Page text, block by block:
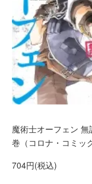
魔術士オーフェン 無
巻（コロナ・コミッ
704円(税込)